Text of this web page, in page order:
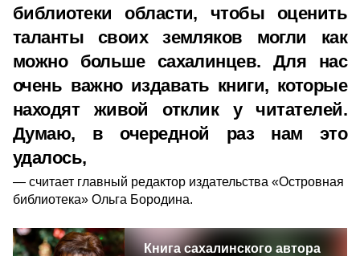
библиотеки области, чтобы оценить
таланты своих земляков могли как
можно больше сахалинцев. Для нас
очень важно издавать книги, которые
находят живой отклик у читателей.
Думаю, в очередной раз нам это
удалось,
считает главный редактор издательства «Островная
библиотека» Ольга Бородина.
Книга сахалинского автора